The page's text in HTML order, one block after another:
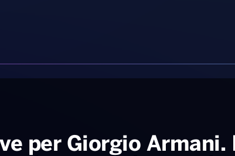
per Giorgio Armani. Il